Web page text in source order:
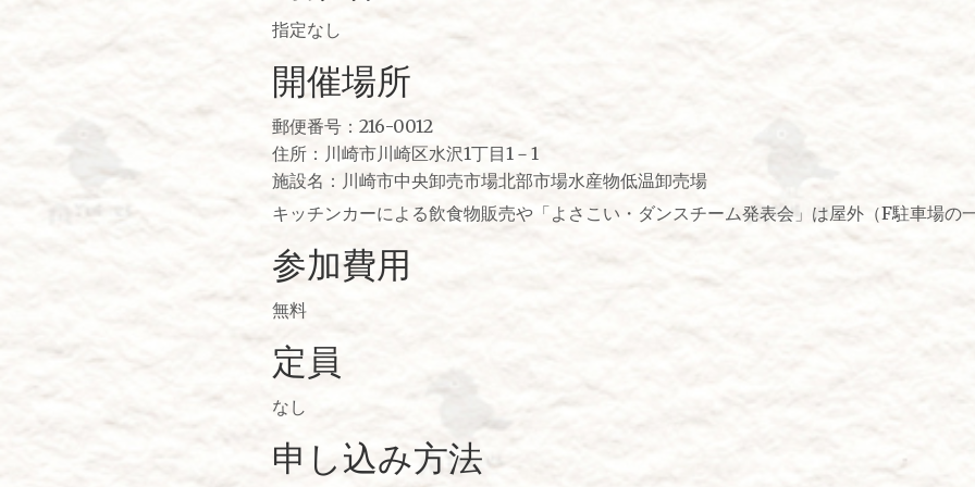
指定なし
開催場所
郵便番号：216-0012
住所：川崎市川崎区水沢1丁目1－1
施設名：川崎市中央卸売市場北部市場水産物低温卸売場
キッチンカーによる飲食物販売や「よさこい・ダンスチーム発表会」は屋外（F駐車場の
参加費用
無料
定員
なし
申し込み方法